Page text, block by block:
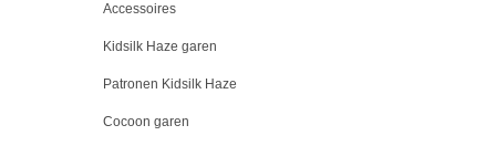
Accessoires
Kidsilk Haze garen
Patronen Kidsilk Haze
Cocoon garen